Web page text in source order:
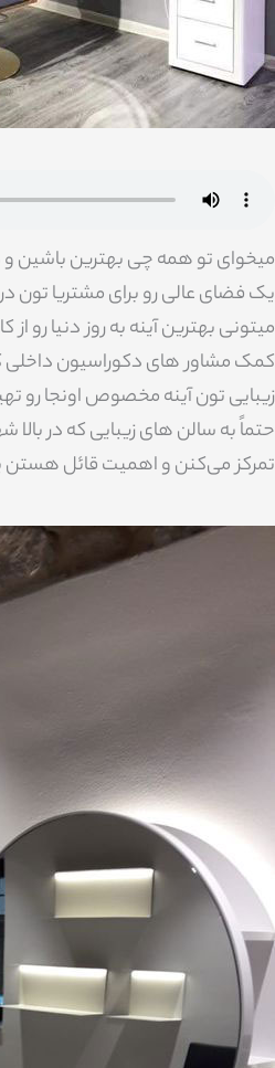
میخوای تو همه چی بهترین باشین و
یک فضای عالی رو برای مشتریا تون
میتونی بهترین آینه به روز دنیا
کمک مشاور های دکوراسیون داخلی
زیبایی تون آینه مخصوص اونجا
حتماً به سالن های زیبایی که در
تمرکز می‌کنن و اهمیت قائل هستن